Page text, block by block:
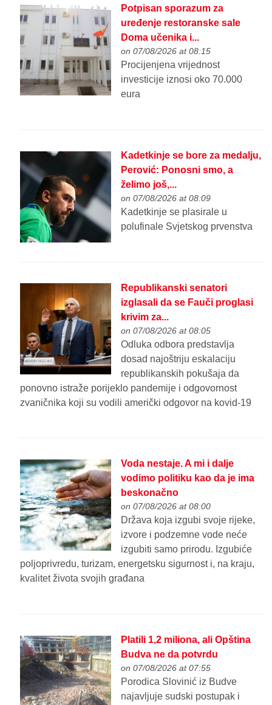
Potpisan sporazum za
uređenje restoranske sale
Doma učenika i...
on 07/08/2026 at 08:15
Procijenjena vrijednost
investicije iznosi oko 70.000
eura
Kadetkinje se bore za medalju,
Perović: Ponosni smo, a
želimo još,...
on 07/08/2026 at 08:09
Kadetkinje se plasirale u
polufinale Svjetskog prvenstva
Republikanski senatori
izglasali da se Fauči proglasi
krivim za...
on 07/08/2026 at 08:05
Odluka odbora predstavlja
dosad najoštriju eskalaciju
republikanskih pokušaja da
ponovno istraže porijeklo pandemije i odgovornost
zvaničnika koji su vodili američki odgovor na kovid-19
Voda nestaje. A mi i dalje
vodimo politiku kao da je ima
beskonačno
on 07/08/2026 at 08:00
Država koja izgubi svoje rijeke,
izvore i podzemne vode neće
izgubiti samo prirodu. Izgubiće
poljoprivredu, turizam, energetsku sigurnost i, na kraju,
kvalitet života svojih građana
Platili 1,2 miliona, ali Opština
Budva ne da potvrdu
on 07/08/2026 at 07:55
Porodica Slovinić iz Budve
najavljuje sudski postupak i